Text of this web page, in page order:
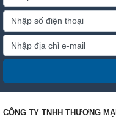
CÔNG TY TNHH THƯƠNG